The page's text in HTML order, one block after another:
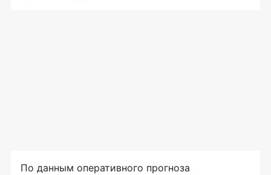
По данным оперативного прогноза